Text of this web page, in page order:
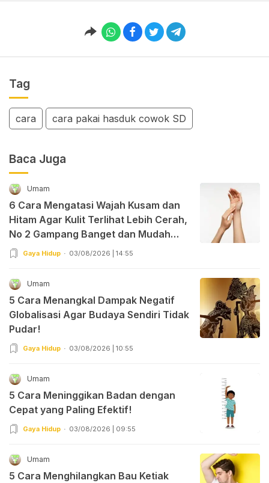
Tag
cara cara pakai hasduk cowok SD
Baca Juga
Umam
6 Cara Mengatasi Wajah Kusam dan
Hitam Agar Kulit Terlihat Lebih Cerah,
No 2 Gampang Banget dan Mudah
Dipraktekkan!
Gaya Hidup 03/08/2026 | 14:55
Umam
5 Cara Menangkal Dampak Negatif
Globalisasi Agar Budaya Sendiri Tidak
Pudar!
Gaya Hidup 03/08/2026 | 10:55
Umam
5 Cara Meninggikan Badan dengan
Cepat yang Paling Efektif!
Gaya Hidup 03/08/2026 | 09:55
Umam
5 Cara Menghilangkan Bau Ketiak